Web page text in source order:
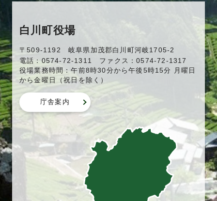
白川町役場
〒509-1192 岐阜県加茂郡白川町河岐1705-2
電話：0574-72-1311 ファクス：0574-72-1317
役場業務時間：午前8時30分から午後5時15分 月曜日
から金曜日（祝日を除く）
庁舎案内